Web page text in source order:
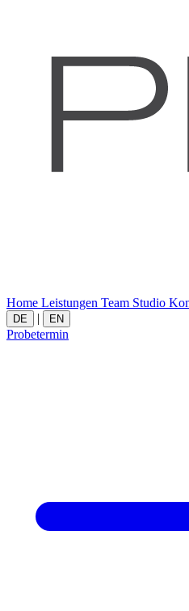
Home Leistungen Team Studio
DE | EN
Probetermin